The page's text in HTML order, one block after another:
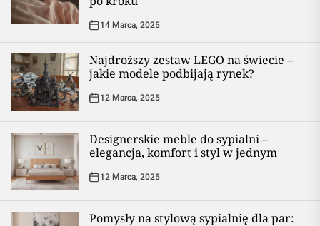
14 Marca, 2025
Najdroższy zestaw LEGO na świecie –
jakie modele podbijają rynek?
12 Marca, 2025
Designerskie meble do sypialni –
elegancja, komfort i styl w jednym
12 Marca, 2025
Pomysły na stylową sypialnię dla par: